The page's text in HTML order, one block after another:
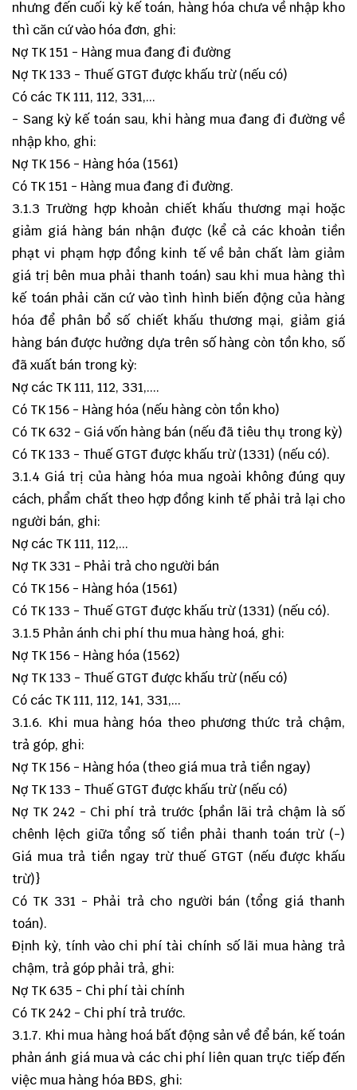
nhưng đến cuối kỳ kế toán, hàng hóa chưa về nhập kho
thì căn cứ vào hóa đơn, ghi:
Nợ TK 151 - Hàng mua đang đi đường
Nợ TK 133 - Thuế GTGT được khấu trừ (nếu có)
Có các TK 111, 112, 331,...
- Sang kỳ kế toán sau, khi hàng mua đang đi đường về
nhập kho, ghi:
Nợ TK 156 - Hàng hóa (1561)
Có TK 151 - Hàng mua đang đi đường.
3.1.3 Trường hợp khoản chiết khấu thương mại hoặc
giảm giá hàng bán nhận được (kể cả các khoản tiền
phạt vi phạm hợp đồng kinh tế về bản chất làm giảm
giá trị bên mua phải thanh toán) sau khi mua hàng thì
kế toán phải căn cứ vào tình hình biến động của hàng
hóa để phân bổ số chiết khấu thương mại, giảm giá
hàng bán được hưởng dựa trên số hàng còn tồn kho, số
đã xuất bán trong kỳ:
Nợ các TK 111, 112, 331,....
Có TK 156 - Hàng hóa (nếu hàng còn tồn kho)
Có TK 632 - Giá vốn hàng bán (nếu đã tiêu thụ trong kỳ)
Có TK 133 - Thuế GTGT được khấu trừ (1331) (nếu có).
3.1.4 Giá trị của hàng hóa mua ngoài không đúng quy
cách, phẩm chất theo hợp đồng kinh tế phải trả lại cho
người bán, ghi:
Nợ các TK 111, 112,...
Nợ TK 331 - Phải trả cho người bán
Có TK 156 - Hàng hóa (1561)
Có TK 133 - Thuế GTGT được khấu trừ (1331) (nếu có).
3.1.5 Phản ánh chi phí thu mua hàng hoá, ghi:
Nợ TK 156 - Hàng hóa (1562)
Nợ TK 133 - Thuế GTGT được khấu trừ (nếu có)
Có các TK 111, 112, 141, 331,...
3.1.6. Khi mua hàng hóa theo phương thức trả chậm,
trả góp, ghi:
Nợ TK 156 - Hàng hóa (theo giá mua trả tiền ngay)
Nợ TK 133 - Thuế GTGT được khấu trừ (nếu có)
Nợ TK 242 - Chi phí trả trước {phần lãi trả chậm là số
chênh lệch giữa tổng số tiền phải thanh toán trừ (-)
Giá mua trả tiền ngay trừ thuế GTGT (nếu được khấu
trừ)}
Có TK 331 - Phải trả cho người bán (tổng giá thanh
toán).
Định kỳ, tính vào chi phí tài chính số lãi mua hàng trả
chậm, trả góp phải trả, ghi:
Nợ TK 635 - Chi phí tài chính
Có TK 242 - Chi phí trả trước.
3.1.7. Khi mua hàng hoá bất động sản về để bán, kế toán
phản ánh giá mua và các chi phí liên quan trực tiếp đến
việc mua hàng hóa BĐS, ghi: